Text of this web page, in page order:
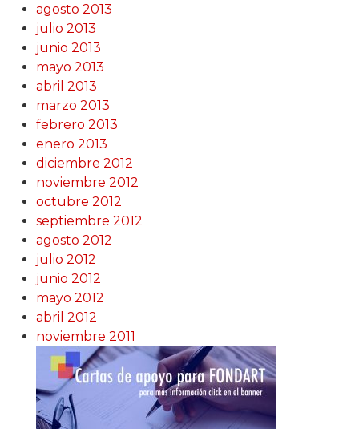
agosto 2013
julio 2013
junio 2013
mayo 2013
abril 2013
marzo 2013
febrero 2013
enero 2013
diciembre 2012
noviembre 2012
octubre 2012
septiembre 2012
agosto 2012
julio 2012
junio 2012
mayo 2012
abril 2012
noviembre 2011